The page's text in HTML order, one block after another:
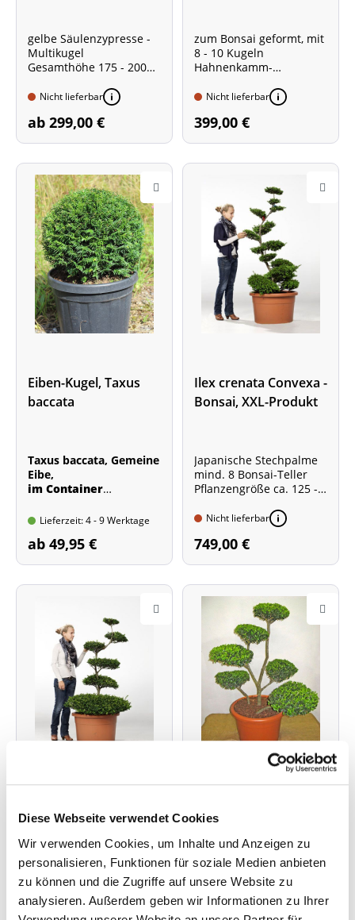
Diese Webseite verwendet Cookies
Wir verwenden Cookies, um Inhalte und Anzeigen zu
personalisieren, Funktionen für soziale Medien anbieten
zu können und die Zugriffe auf unsere Website zu
analysieren. Außerdem geben wir Informationen zu Ihrer
gelbe Säulenzypresse -
Multikugel
Gesamthöhe 175 - 200
mehrmals in Form
Nicht lieferbar
ab 299,00 €
zum Bonsai geformt, mit
8 - 10 Kugeln
Hahnenkamm-
Pflanzengröße ca. 150 -
Gesamthöhe mit Topf ca.
Nicht lieferbar
399,00 €
Eiben-Kugel, Taxus
baccata
Taxus baccata, Gemeine
Eibe,
im Container
mehrmaligen
Lieferzeit: 4 - 9 Werktage
ab 49,95 €
Ilex crenata Convexa -
Bonsai, XXL-Produkt
Japanische Stechpalme
mind. 8 Bonsai-Teller
Pflanzengröße ca. 125 -
Gesamthöhe mit Topf ca.
Nicht lieferbar
749,00 €
Bonsai, XXL-Produkt
Japanische Stechpalme
mind. 6 Bonsai-Teller
Pflanzengröße ca. 100 -
Hedge - Bonsai, XXL-
Produkt
Japanische Stechpalme
5-6 Bonsai-Teller
Pflanzengröße ca. 80 -